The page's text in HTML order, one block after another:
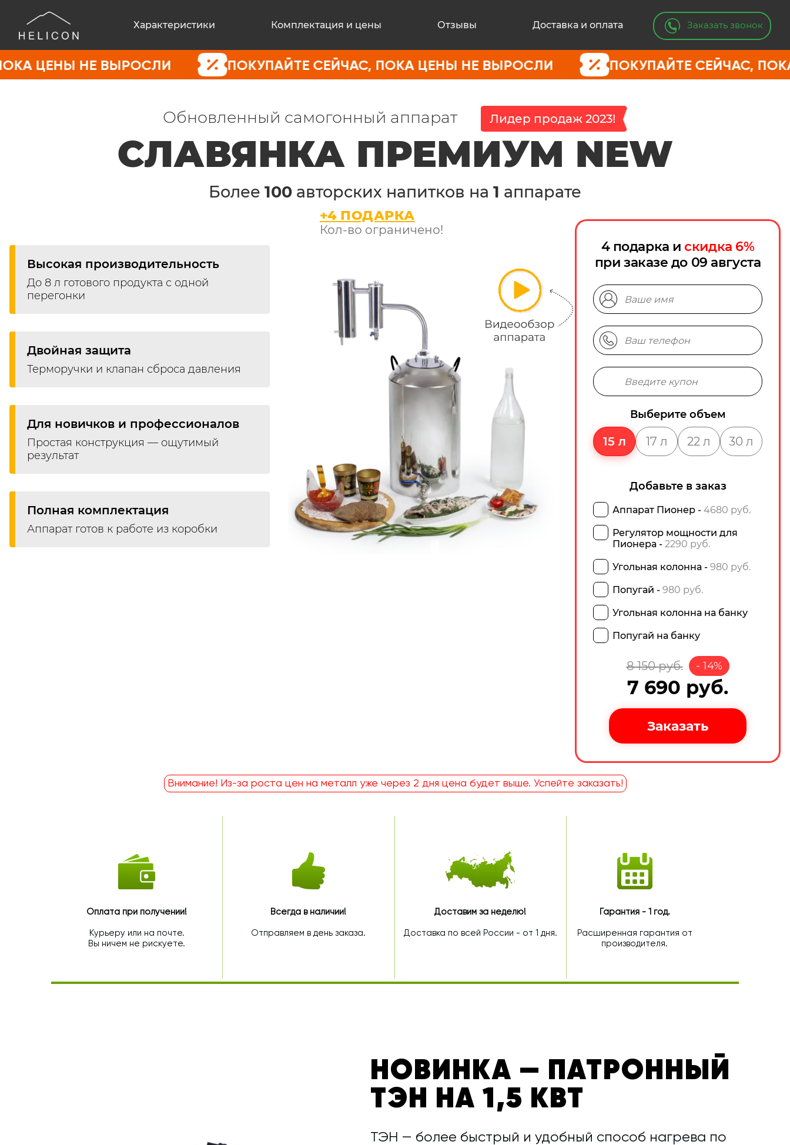
Характеристики Комплектация и цены Отзывы Доставка и оплата Заказать звонок
НЕ ВЫРОСЛИ ПОКУПАЙТЕ СЕЙЧАС, ПОКА ЦЕНЫ НЕ ВЫРОСЛИ ПОКУПАЙТЕ СЕЙЧАС, ПОКА ЦЕНЫ
Обновленный самогонный аппарат Лидер продаж 2023!
СЛАВЯНКА ПРЕМИУМ NEW
Более 100 авторских напитков на 1 аппарате
+4 ПОДАРКА
Кол-во ограничено!
Высокая производительность
До 8 л готового продукта с одной
перегонки
Двойная защита
Терморучки и клапан сброса давления
Для новичков и профессионалов
Простая конструкция — ощутимый
результат
Полная комплектация
Аппарат готов к работе из коробки
4 подарка искидка 6%
при заказе
Выберите объем
15 л 17 л 22 л 30 л
Добавьте в заказ
Аппарат Пионер - 4680 руб.
Регулятор мощности для
Пионера - 2290 руб.
Угольная колонна - 980 руб.
Попугай - 980 руб.
Угольная колонна на банку
Попугай на банку
8 150руб. - 14%
7 690 руб.
Внимание! Из-за роста цен на металл уже через 2 дня цена будет выше. Успейте заказать!
Оплата при получении!
Курьеру или на почте.
Вы ничем не рискуете.
Всегда в наличии!
Отправляем в день заказа.
Доставим за неделю!
Доставка по всей России - от 1 дня.
Гарантия - 1 год.
Расширенная гарантия от
производителя.
НОВИНКА — ПАТРОННЫЙ
ТЭН НА 1,5 КВТ
ТЭН — более быстрый и удобный способ нагрева по